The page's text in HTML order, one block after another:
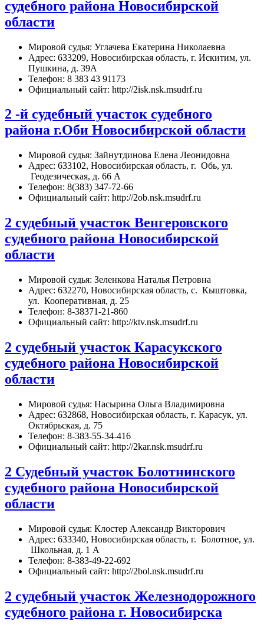
судебного района Новосибирской
области
Мировой судья: Углачева Екатерина Николаевна
Адрес: 633209, Новосибирская область, г. Искитим, ул.
Пушкина, д. 39А
Телефон: 8 383 43 91173
Официальный сайт: http://2isk.nsk.msudrf.ru
2 -й судебный участок судебного
района г.Оби Новосибирской области
Мировой судья: Зайнутдинова Елена Леонидовна
Адрес: 633102, Новосибирская область, г. Обь, ул.
Геодезическая, д. 66 А
Телефон: 8(383) 347-72-66
Официальный сайт: http://2ob.nsk.msudrf.ru
2 cудебный участок Венгеровского
судебного района Новосибирской
области
Мировой судья: Зеленкова Наталья Петровна
Адрес: 632270, Новосибирская область, с. Кыштовка,
ул. Кооперативная, д. 25
Телефон: 8-38371-21-860
Официальный сайт: http://ktv.nsk.msudrf.ru
2 cудебный участок Карасукского
судебного района Новосибирской
области
Мировой судья: Насырина Ольга Владимировна
Адрес: 632868, Новосибирская область, г. Карасук, ул.
Октябрьская, д. 75
Телефон: 8-383-55-34-416
Официальный сайт: http://2kar.nsk.msudrf.ru
2 Судебный участок Болотнинского
судебного района Новосибирской
области
Мировой судья: Клостер Александр Викторович
Адрес: 633340, Новосибирская область, г. Болотное, ул.
Школьная, д. 1 А
Телефон: 8-383-49-22-692
Официальный сайт: http://2bol.nsk.msudrf.ru
2 судебный участок Железнодорожного
судебного района г. Новосибирска